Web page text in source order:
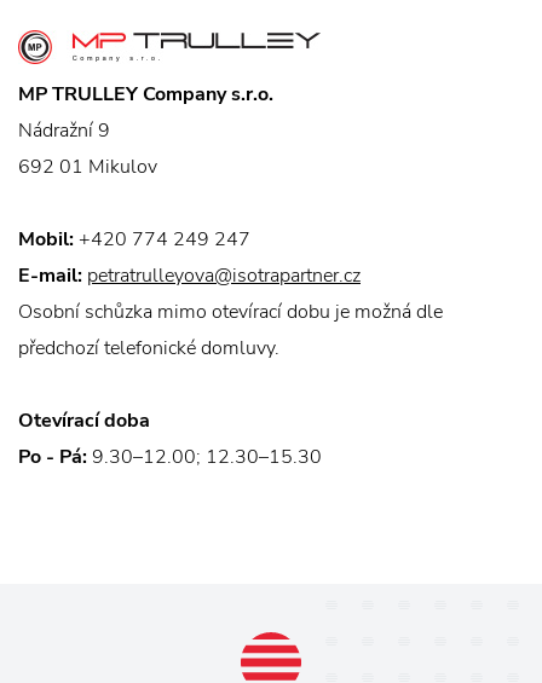
MP TRULLEY Company s.r.o.
Nádražní 9
692 01 Mikulov
Mobil: +420 774 249 247
E-mail: petratrulleyova@isotrapartner.cz
Osobní schůzka mimo otevírací dobu je možná dle
předchozí telefonické domluvy.
Otevírací doba
Po - Pá: 9.30–12.00; 12.30–15.30